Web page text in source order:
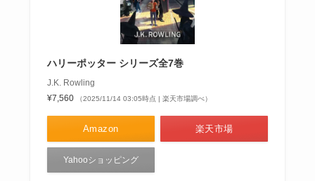
ハリーポッター シリーズ全7巻
J.K. Rowling
¥7,560
（2025/11/14 03:05時点 | 楽天市場調べ）
Amazon 楽天市場
Yahooショッピング